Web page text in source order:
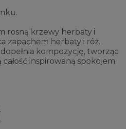
rosną krzewy herbaty i
zapachem herbaty i róż.
kompozycję, tworząc
inspirowaną spokojem